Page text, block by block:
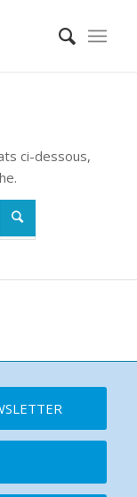
ci-dessous,